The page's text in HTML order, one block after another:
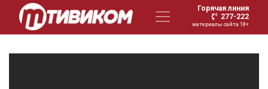
Горячая линия
277-222
материалы сайта 18+